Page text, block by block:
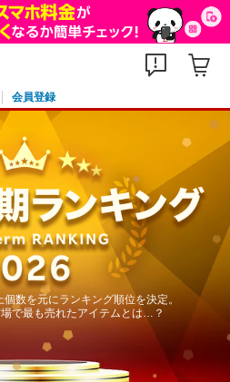
会員登録
数を元にランキング順位を決定。
で最も売れたアイテムとは…？